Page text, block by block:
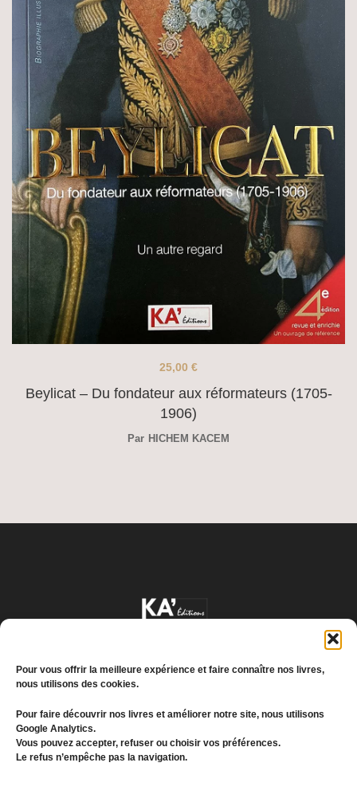
Pour vous offrir la meilleure expérience et faire connaître nos livres,
nous utilisons des cookies.
Pour faire découvrir nos livres et améliorer notre site, nous utilisons
Google Analytics.
Vous pouvez accepter, refuser ou choisir vos préférences.
Le refus n’empêche pas la navigation.
Beylicat – Du fondateur aux réformateurs (1705-
1906)
25,00 €
Par HICHEM KACEM
Conditions générales de vente
Politique de confidentialité